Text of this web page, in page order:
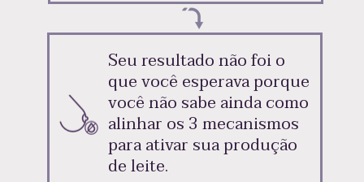
Seu resultado não foi o
que você esperava porque
você não sabe ainda como
alinhar os 3 mecanismos
para ativar sua produção
de leite.